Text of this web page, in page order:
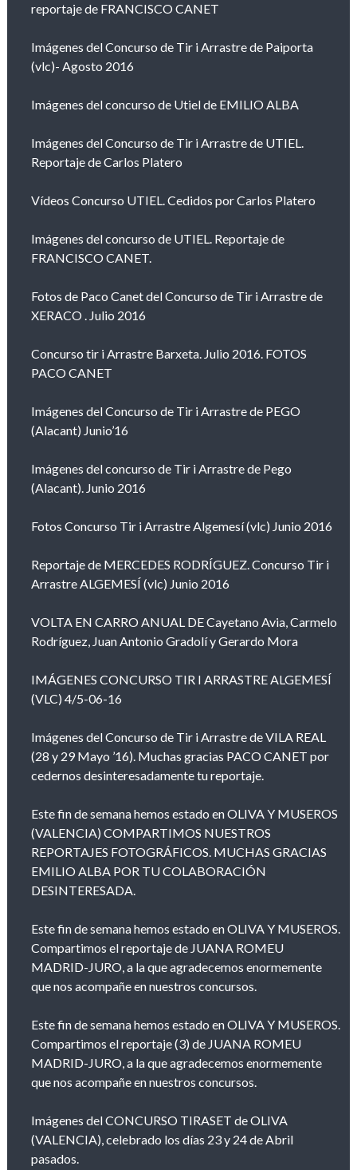
reportaje de FRANCISCO CANET
Imágenes del Concurso de Tir i Arrastre de Paiporta
(vlc)- Agosto 2016
Imágenes del concurso de Utiel de EMILIO ALBA
Imágenes del Concurso de Tir i Arrastre de UTIEL.
Reportaje de Carlos Platero
Vídeos Concurso UTIEL. Cedidos por Carlos Platero
Imágenes del concurso de UTIEL. Reportaje de
FRANCISCO CANET.
Fotos de Paco Canet del Concurso de Tir i Arrastre de
XERACO . Julio 2016
Concurso tir i Arrastre Barxeta. Julio 2016. FOTOS
PACO CANET
Imágenes del Concurso de Tir i Arrastre de PEGO
(Alacant) Junio’16
Imágenes del concurso de Tir i Arrastre de Pego
(Alacant). Junio 2016
Fotos Concurso Tir i Arrastre Algemesí (vlc) Junio 2016
Reportaje de MERCEDES RODRÍGUEZ. Concurso Tir i
Arrastre ALGEMESÍ (vlc) Junio 2016
VOLTA EN CARRO ANUAL DE Cayetano Avia, Carmelo
Rodríguez, Juan Antonio Gradolí y Gerardo Mora
IMÁGENES CONCURSO TIR I ARRASTRE ALGEMESÍ
(VLC) 4/5-06-16
Imágenes del Concurso de Tir i Arrastre de VILA REAL
(28 y 29 Mayo ’16). Muchas gracias PACO CANET por
cedernos desinteresadamente tu reportaje.
Este fin de semana hemos estado en OLIVA Y MUSEROS
(VALENCIA) COMPARTIMOS NUESTROS
REPORTAJES FOTOGRÁFICOS. MUCHAS GRACIAS
EMILIO ALBA POR TU COLABORACIÓN
DESINTERESADA.
Este fin de semana hemos estado en OLIVA Y MUSEROS.
Compartimos el reportaje de JUANA ROMEU
MADRID-JURO, a la que agradecemos enormemente
que nos acompañe en nuestros concursos.
Este fin de semana hemos estado en OLIVA Y MUSEROS.
Compartimos el reportaje (3) de JUANA ROMEU
MADRID-JURO, a la que agradecemos enormemente
que nos acompañe en nuestros concursos.
Imágenes del CONCURSO TIRASET de OLIVA
(VALENCIA), celebrado los días 23 y 24 de Abril
pasados.